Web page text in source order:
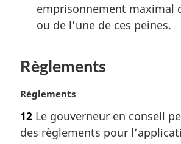
emprisonnement maximal
ou de l’une de ces peines.
Règlements
N
t
e
Règlements
12 Le gouverneur en conseil
des règlements pour